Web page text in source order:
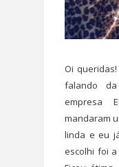
Oi
falando
empresa
mandaram
linda e eu
escolhi foi